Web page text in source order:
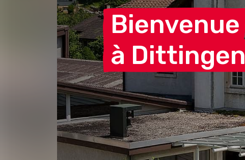
Bienvenue
à Dittingen